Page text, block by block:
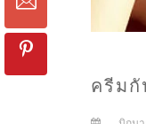
ครีม